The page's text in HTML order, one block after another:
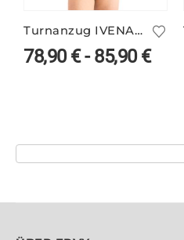
Turnanzug IVENA/2 in deinen Farben
78,90€-85,90€